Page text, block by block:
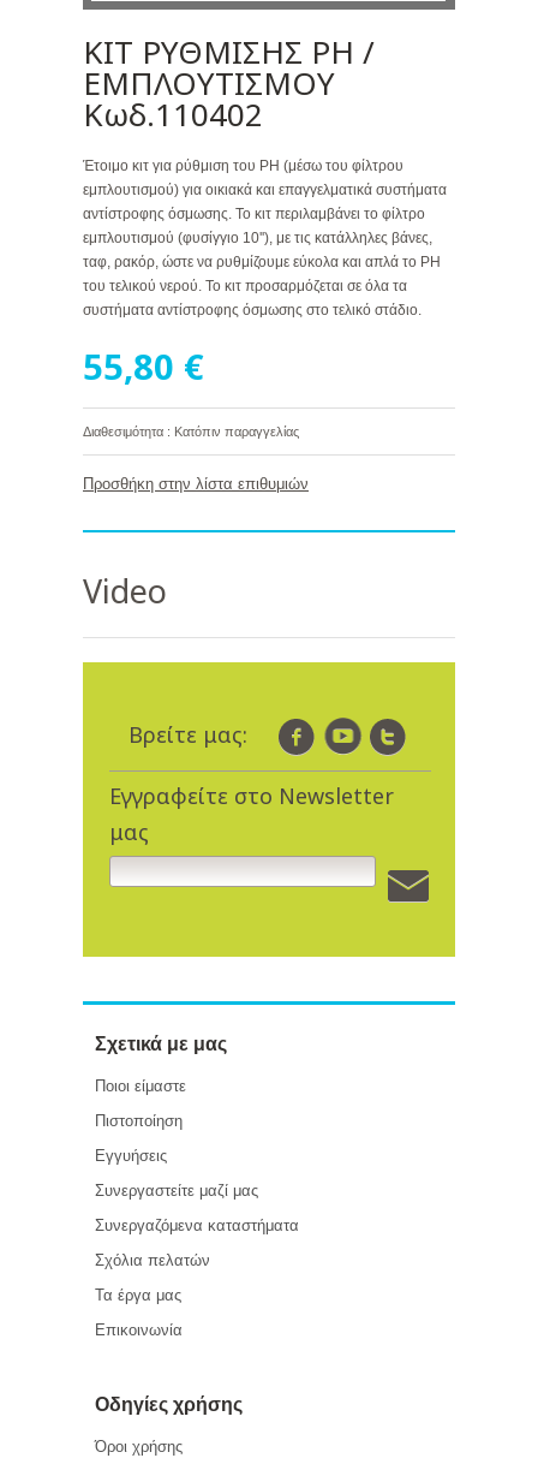
ΚΙΤ ΡΥΘΜΙΣΗΣ PH /
ΕΜΠΛΟΥΤΙΣΜΟΥ
Κωδ.110402
Έτοιμο κιτ για ρύθμιση του PH (μέσω του φίλτρου
εμπλουτισμού) για οικιακά και επαγγελματικά συστήματα
αντίστροφης όσμωσης. Το κιτ περιλαμβάνει το φίλτρο
εμπλουτισμού (φυσίγγιο 10''), με τις κατάλληλες βάνες,
ταφ, ρακόρ, ώστε να ρυθμίζουμε εύκολα και απλά το PH
του τελικού νερού. Το κιτ προσαρμόζεται σε όλα τα
συστήματα αντίστροφης όσμωσης στο τελικό στάδιο.
55,80 €
Διαθεσιμότητα : Κατόπιν παραγγελίας
Προσθήκη στην λίστα επιθυμιών
Video
Βρείτε μας:
Εγγραφείτε στο Newsletter
μας
Σχετικά με μας
Ποιοι είμαστε
Πιστοποίηση
Εγγυήσεις
Συνεργαστείτε μαζί μας
Συνεργαζόμενα καταστήματα
Σχόλια πελατών
Τα έργα μας
Επικοινωνία
Οδηγίες χρήσης
Όροι χρήσης